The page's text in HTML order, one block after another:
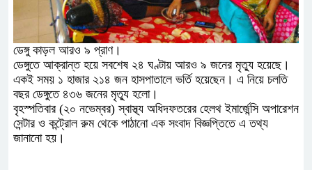
ডেঙ্গু কাড়ল আরও ৯ প্রাণ।
ডেঙ্গুতে আক্রান্ত হয়ে সবশেষ ২৪ ঘণ্টায় আরও ৯ জনের মৃত্যু হয়েছে।
একই সময় ১ হাজার ২১৪ জন হাসপাতালে ভর্তি হয়েছেন। এ নিয়ে চলতি
বছর ডেঙ্গুতে ৪৩৬ জনের মৃত্যু হলো।
বৃহস্পতিবার (২০ নভেম্বর) স্বাস্থ্য অধিদফতরের হেলথ ইমার্জেন্সি অপারেশন
সেন্টার ও কন্ট্রোল রুম থেকে পাঠানো এক সংবাদ বিজ্ঞপ্তিতে এ তথ্য
জানানো হয়।